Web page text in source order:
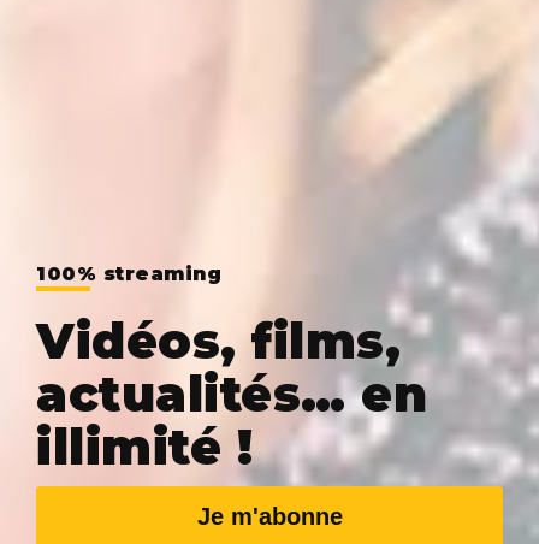
100% streaming
Vidéos, films,
actualités… en
illimité !
Je m'abonne